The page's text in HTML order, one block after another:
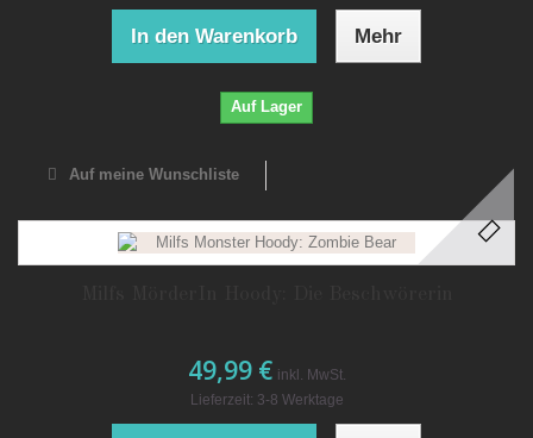
In den Warenkorb Mehr
Auf Lager
Auf meine Wunschliste
49,99 € inkl. MwSt.
Lieferzeit: 3-8 Werktage